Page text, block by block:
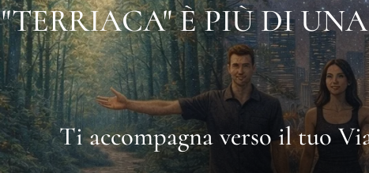
"TERRIACA" È PIÙ DI
Ti accompagna verso il tuo